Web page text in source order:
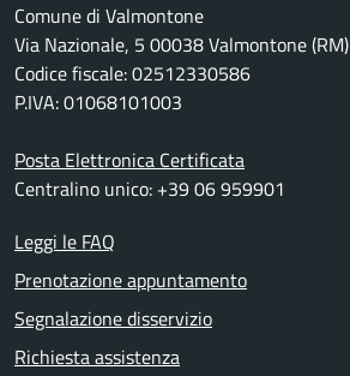
Comune di Valmontone
Via Nazionale, 5 00038 Valmontone (RM)
Codice fiscale: 02512330586
P.IVA: 01068101003
Posta Elettronica Certificata
Centralino unico: +39 06 959901
Leggi le FAQ
Prenotazione appuntamento
Segnalazione disservizio
Richiesta assistenza